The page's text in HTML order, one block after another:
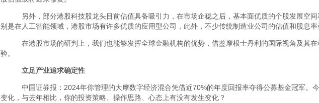
另外，部分港股科技股龙头目前估值具备吸引力，在市场企稳之后，基本面优质的个股发展空
别是在人工智能领域，港股市场有许多优质的应用型公司，此外，不少传统制造业公司的估值和股息率
在港股市场的研判上，我们也能够发挥全球金融机构的优势，借鉴摩根士丹利的国际视角及其
验。
立足产业追求确定性
中国证券报：2024年你管理的大摩数字经济混合凭借近70%的年度回报率夺得公募基金冠军。
变化，与去年相比，你的投资策略、操作思路、心态上有没有发生变化？